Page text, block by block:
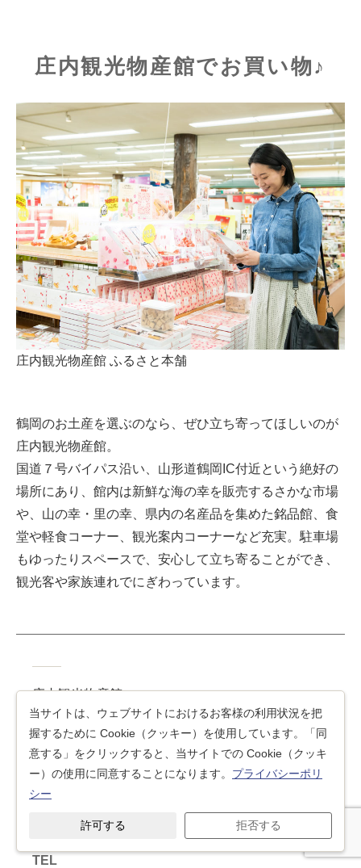
庄内観光物産館でお買い物♪
庄内観光物産館 ふるさと本舗
鶴岡のお土産を選ぶのなら、ぜひ立ち寄ってほしいのが
庄内観光物産館。
国道７号バイパス沿い、山形道鶴岡IC付近という絶好の
場所にあり、館内は新鮮な海の幸を販売するさかな市場
や、山の幸・里の幸、県内の名産品を集めた銘品館、食
堂や軽食コーナー、観光案内コーナーなど充実。駐車場
もゆったりスペースで、安心して立ち寄ることができ、
観光客や家族連れでにぎわっています。
庄内観光物産館
住所
TEL
当サイトは、ウェブサイトにおけるお客様の利用状況を把
握するために Cookie（クッキー）を使用しています。「同
意する」をクリックすると、当サイトでの Cookie（クッキ
ー）の使用に同意することになります。 プライバシーポリ
シー
許可する 拒否する